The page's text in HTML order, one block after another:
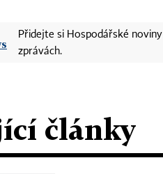
Přidejte si Hospodářské noviny
zprávách.
články